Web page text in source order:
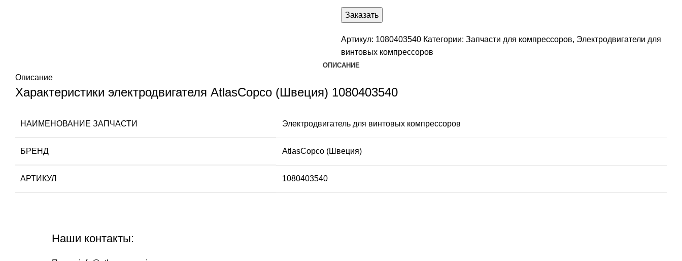
Заказать
Артикул: 1080403540 Категории: Запчасти для компрессоров, Электродвигатели для
винтовых компрессоров
ОПИСАНИЕ
Описание
Характеристики электродвигателя AtlasCopco (Швеция) 1080403540
НАИМЕНОВАНИЕ ЗАПЧАСТИ Электродвигатель для винтовых компрессоров
БРЕНД AtlasCopco (Швеция)
АРТИКУЛ 1080403540
Наши контакты: